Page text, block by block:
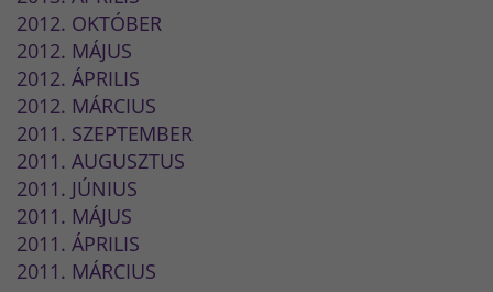
2012. OKTÓBER
2012. MÁJUS
2012. ÁPRILIS
2012. MÁRCIUS
2011. SZEPTEMBER
2011. AUGUSZTUS
2011. JÚNIUS
2011. MÁJUS
2011. ÁPRILIS
2011. MÁRCIUS